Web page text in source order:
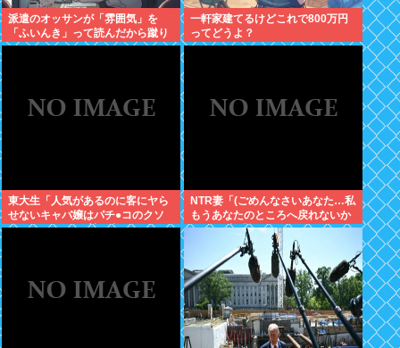
派遣のオッサンが「雰囲気」を
「ふいんき」って読んだから蹴り
飛ばしたわ...仕事舐めんな
一軒家建てるけどこれで800万円
ってどうよ？
東大生「人気があるのに客にヤら
せないキャバ嬢はパチ●コのクソ
台」 Twitter民絶賛の嵐www
NTR妻「(ごめんなさいあなた…私
もうあなたのところへ戻れないか
も…)」夫「帰ってこなくていい